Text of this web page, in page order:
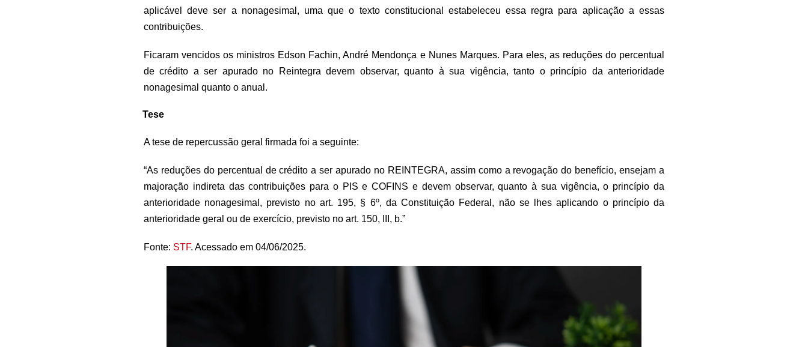
aplicável deve ser a nonagesimal, uma que o texto constitucional estabeleceu essa regra para aplicação a essas
contribuições.
Ficaram vencidos os ministros Edson Fachin, André Mendonça e Nunes Marques. Para eles, as reduções do percentual
de crédito a ser apurado no Reintegra devem observar, quanto à sua vigência, tanto o princípio da anterioridade
nonagesimal quanto o anual.
Tese
A tese de repercussão geral firmada foi a seguinte:
“As reduções do percentual de crédito a ser apurado no REINTEGRA, assim como a revogação do benefício, ensejam a
majoração indireta das contribuições para o PIS e COFINS e devem observar, quanto à sua vigência, o princípio da
anterioridade nonagesimal, previsto no art. 195, § 6º, da Constituição Federal, não se lhes aplicando o princípio da
anterioridade geral ou de exercício, previsto no art. 150, III, b.”
Fonte: STF. Acessado em 04/06/2025.